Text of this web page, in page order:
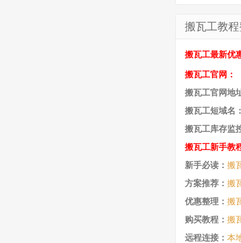
搬瓦工教
搬瓦工最新优
搬瓦工官网：
搬瓦工官网地
搬瓦工短域名：
搬瓦工库存监
搬瓦工新手教
新手必读： 搬
方案推荐： 搬
优惠整理： 搬
购买教程： 搬
远程连接： 本